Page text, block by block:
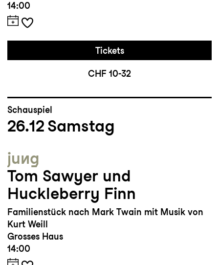
14:00
Tickets
CHF 10-32
Schauspiel
26.12 Samstag
jung
Tom Sawyer und
Huckleberry Finn
Familienstück nach Mark Twain mit Musik von
Kurt Weill
Grosses Haus
14:00